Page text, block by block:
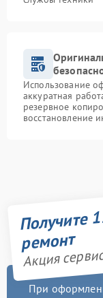
Использование
аккуратная
резервное
восстановление
Получите
ремонт
Акция
При